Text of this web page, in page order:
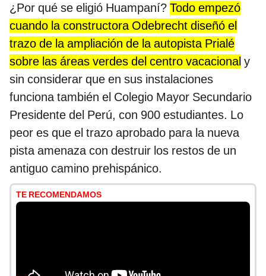
¿Por qué se eligió Huampaní? Todo empezó
cuando la constructora Odebrecht diseñó el
trazo de la ampliación de la autopista Prialé
sobre las áreas verdes del centro vacacional y
sin considerar que en sus instalaciones
funciona también el Colegio Mayor Secundario
Presidente del Perú, con 900 estudiantes. Lo
peor es que el trazo aprobado para la nueva
pista amenaza con destruir los restos de un
antiguo camino prehispánico.
TE RECOMENDAMOS